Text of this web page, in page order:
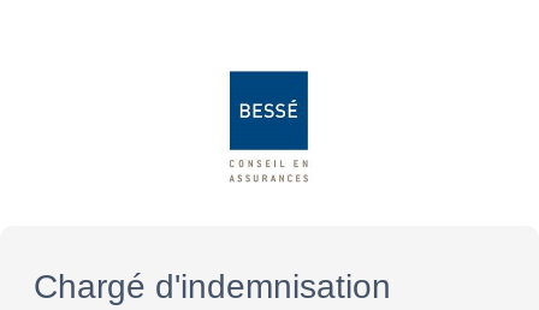
Chargé d'indemnisation